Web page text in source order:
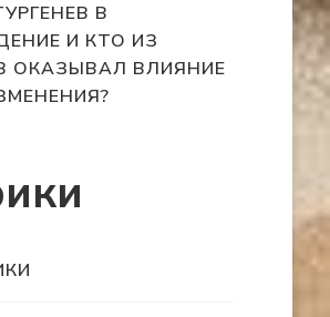
В
И КТО ИЗ
ОКАЗЫВАЛ ВЛИЯНИЕ